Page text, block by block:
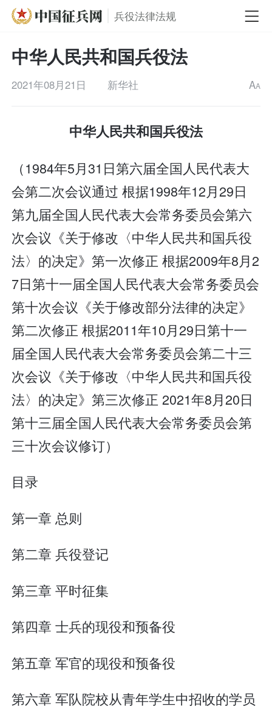
兵役法律法规
中华人民共和国兵役法
2021年08月21日 新华社 AA
中华人民共和国兵役法
（1984年5月31日第六届全国人民代表大
会第二次会议通过 根据1998年12月29日
第九届全国人民代表大会常务委员会第六
次会议《关于修改〈中华人民共和国兵役
法〉的决定》第一次修正 根据2009年8月2
7日第十一届全国人民代表大会常务委员会
第十次会议《关于修改部分法律的决定》
第二次修正 根据2011年10月29日第十一
届全国人民代表大会常务委员会第二十三
次会议《关于修改〈中华人民共和国兵役
法〉的决定》第三次修正 2021年8月20日
第十三届全国人民代表大会常务委员会第
三十次会议修订）
目录
第一章 总则
第二章 兵役登记
第三章 平时征集
第四章 士兵的现役和预备役
第五章 军官的现役和预备役
第六章 军队院校从青年学生中招收的学员